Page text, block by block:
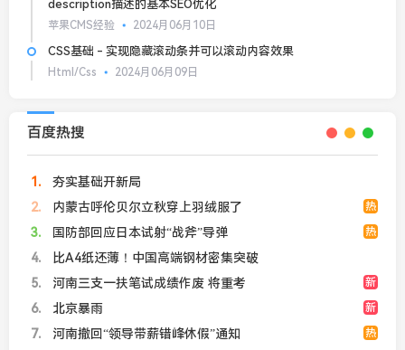
description描述的基本SEO优化
苹果CMS经验 2024月06月10日
CSS基础 - 实现隐藏滚动条并可以滚动内容效果
Html/Css 2024月06月09日
百度热搜
1
夯实基础开新局
2
热
内蒙古呼伦贝尔立秋穿上羽绒服了
3
热
国防部回应日本试射“战斧”导弹
4
比A4纸还薄！中国高端钢材密集突破
5
新
河南三支一扶笔试成绩作废 将重考
6
新
北京暴雨
7
热
河南撤回“领导带薪错峰休假”通知